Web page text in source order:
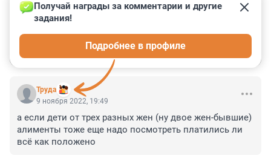
Труда
Получай награды за комментарии и другие
задания!
Подробнее в профиле
9 ноября 2022, 19:49
а если дети от трех разных жен (ну двое жен-бывшие)
алименты тоже еще надо посмотреть платились ли
всё как положено